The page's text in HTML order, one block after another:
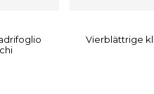
vierblättrige kleeblatt-ohrringe aus stahl